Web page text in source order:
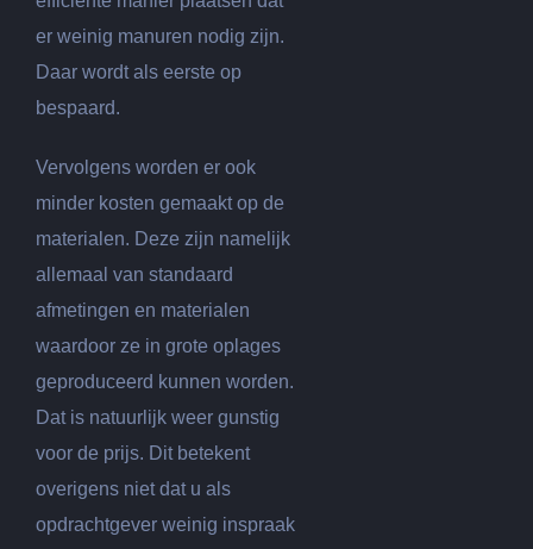
er weinig manuren nodig zijn.
Daar wordt als eerste op
bespaard.
Vervolgens worden er ook
minder kosten gemaakt op de
materialen. Deze zijn namelijk
allemaal van standaard
afmetingen en materialen
waardoor ze in grote oplages
geproduceerd kunnen worden.
Dat is natuurlijk weer gunstig
voor de prijs. Dit betekent
overigens niet dat u als
opdrachtgever weinig inspraak